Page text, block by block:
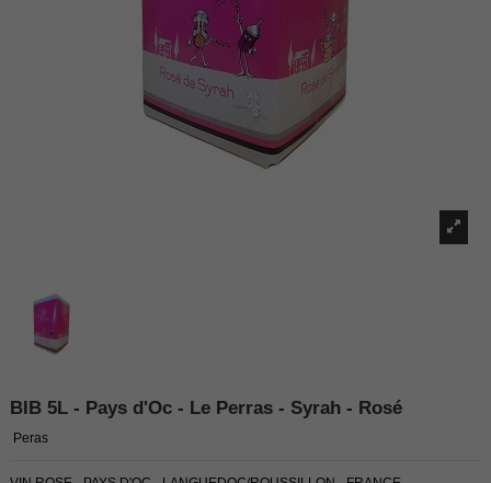
BIB 5L - Pays d'Oc - Le Perras - Syrah - Rosé
Peras